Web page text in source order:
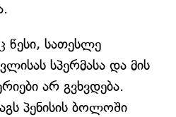
წესი, სათესლე
სპერმასა და მის
არ გვხვდება.
პენისის ბოლოში